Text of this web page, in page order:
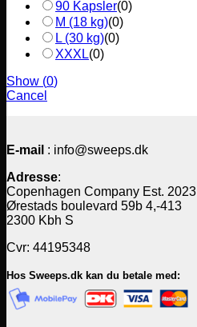
90 Kapsler(0)
M (18 kg)(0)
L (30 kg)(0)
XXXL(0)
Show (0)
Cancel
E-mail : info@sweeps.dk
Adresse:
Copenhagen Company Est. 2023
Ørestads boulevard 59b 4,-413
2300 Kbh S
Cvr: 44195348
Hos Sweeps.dk kan du betale med: